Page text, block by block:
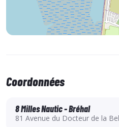
Coordonnées
8 Milles Nautic - Bréhal
81 Avenue du Docteur de la